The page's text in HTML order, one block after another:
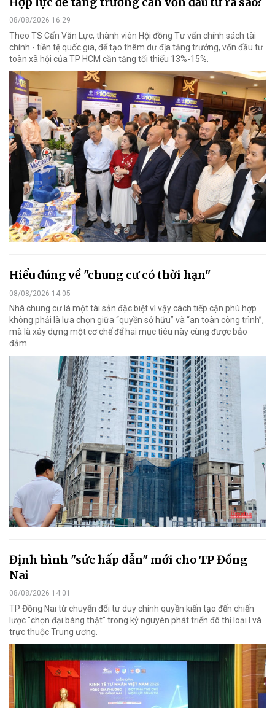
08/08/2026 16:29
Theo TS Cấn Văn Lực, thành viên Hội đồng Tư vấn chính sách tài
chính - tiền tệ quốc gia, để tạo thêm dư địa tăng trưởng, vốn đầu tư
toàn xã hội của TP HCM cần tăng tối thiểu 13%-15%.
Hiểu đúng về "chung cư có thời hạn"
08/08/2026 14:05
Nhà chung cư là một tài sản đặc biệt vì vậy cách tiếp cận phù hợp
không phải là lựa chọn giữa “quyền sở hữu” và “an toàn công trình”,
mà là xây dựng một cơ chế để hai mục tiêu này cùng được bảo
đảm.
Định hình "sức hấp dẫn" mới cho TP Đồng
Nai
08/08/2026 14:01
TP Đồng Nai từ chuyển đổi tư duy chính quyền kiến tạo đến chiến
lược "chọn đại bàng thật" trong kỷ nguyên phát triển đô thị loại I và
trực thuộc Trung ương.